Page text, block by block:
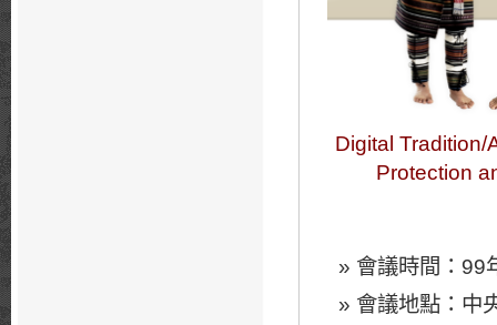
Digital
Protection
會議時間：99
會議地點：中